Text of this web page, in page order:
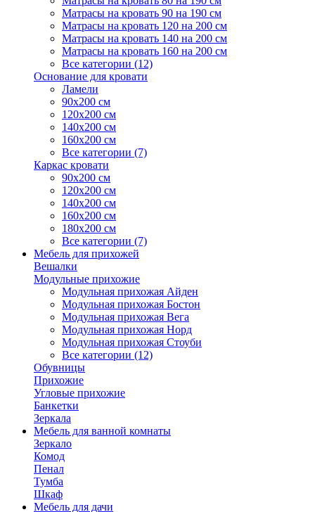
Матрасы на кровать 90 на 190 см
Матрасы на кровать 120 на 200 см
Матрасы на кровать 140 на 200 см
Матрасы на кровать 160 на 200 см
Все категории (12)
Основание для кровати
Ламели
90х200 см
120х200 см
140х200 см
160х200 см
Все категории (7)
Каркас кровати
90х200 см
120х200 см
140х200 см
160х200 см
180х200 см
Все категории (7)
Мебель для прихожей
Вешалки
Модульные прихожие
Модульная прихожая Айден
Модульная прихожая Бостон
Модульная прихожая Вега
Модульная прихожая Норд
Модульная прихожая Стоуби
Все категории (12)
Обувницы
Прихожие
Угловые прихожие
Банкетки
Зеркала
Мебель для ванной комнаты
Зеркало
Комод
Пенал
Тумба
Шкаф
Мебель для дачи